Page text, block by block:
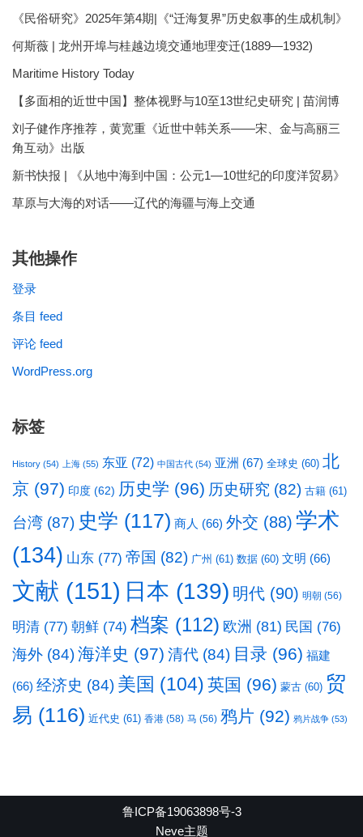
《民俗研究》2025年第4期|《“迁海复界”历史叙事的生成机制》
何斯薇 | 龙州开埠与桂越边境交通地理变迁(1889—1932)
Maritime History Today
【多面相的近世中国】整体视野与10至13世纪史研究 | 苗润博
刘子健作序推荐，黄宽重《近世中韩关系——宋、金与高丽三
角互动》出版
新书快报 | 《从地中海到中国：公元1—10世纪的印度洋贸易》
草原与大海的对话——辽代的海疆与海上交通
其他操作
登录
条目 feed
评论 feed
WordPress.org
标签
History (54) 上海 (55) 东亚 (72) 中国古代 (54) 亚洲 (67) 全球史 (60) 北
京 (97) 印度 (62) 历史学 (96) 历史研究 (82) 古籍 (61)
台湾 (87) 史学 (117) 商人 (66) 外交 (88) 学术
(134) 山东 (77) 帝国 (82) 广州 (61) 数据 (60) 文明 (66)
文献 (151) 日本 (139) 明代 (90) 明朝 (56)
明清 (77) 朝鲜 (74) 档案 (112) 欧洲 (81) 民国 (76)
海外 (84)海洋史 (97) 清代 (84) 目录 (96) 福建
(66) 经济史 (84) 美国 (104) 英国 (96) 蒙古 (60) 贸
易 (116) 近代史 (61) 香港 (58) 马 (56) 鸦片 (92) 鸦片战争 (53)
鲁ICP备19063898号-3
Neve主题